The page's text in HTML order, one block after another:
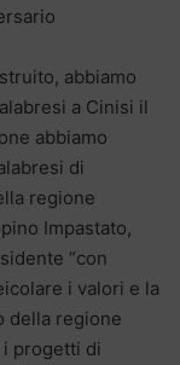
abbiamo
a Cinisi il
abbiamo
di
regione
Impastato,
“con
i valori e la
della regione
progetti di